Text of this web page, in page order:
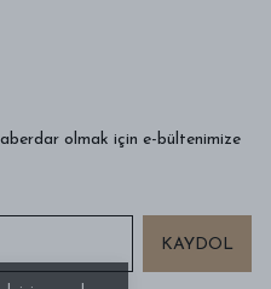
olmak için e-bültenimize
KAYDOL